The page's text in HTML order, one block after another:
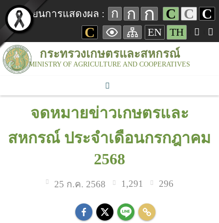
เปลี่ยนการแสดงผล : ก ก ก C C C
C
EN TH
กระทรวงเกษตรและสหกรณ์
MINISTRY OF AGRICULTURE AND COOPERATIVES
จดหมายข่าวเกษตรและ
สหกรณ์ ประจำเดือนกรกฎาคม
2568
25 ก.ค. 2568 1,291 296